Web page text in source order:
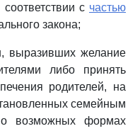
с частью
закона;
выразивших желание
либо принять
родителей, на
семейным
о возможных формах